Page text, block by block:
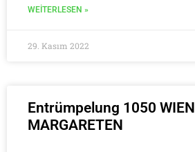
WEITERLESEN »
29. Kasım 2022
Entrümpelung 1050 WIEN
MARGARETEN